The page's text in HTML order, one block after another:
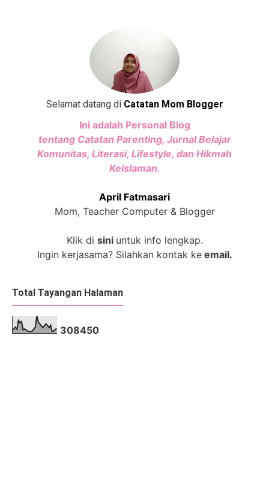
Selamat datang di Catatan Mom Blogger
Ini adalah Personal Blog
tentang Catatan Parenting, Jurnal Belajar
Komunitas, Literasi, Lifestyle, dan Hikmah
Keislaman.
April Fatmasari
Mom, Teacher Computer & Blogger
Klik di sini untuk info lengkap.
Ingin kerjasama? Silahkan kontak keemail.
Total Tayangan Halaman
308450